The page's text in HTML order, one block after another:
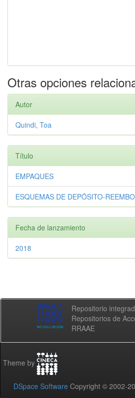
Otras opciones
Autor
Quindi, Toa
Título
EMPAQUES
ESQUEMAS DE DEPÓSITO-
Fecha de lanzamiento
2018
Repositorio
Repositorios de
RRAAE
Theme by
DSpace Software Copyright © 2002-